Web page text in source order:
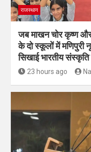
राजस्थान
जब माखन चोर कृष्ण
के दो स्कूलों में मणिपुरी
सिखाई भारतीय संस्कृति
23 hours ago